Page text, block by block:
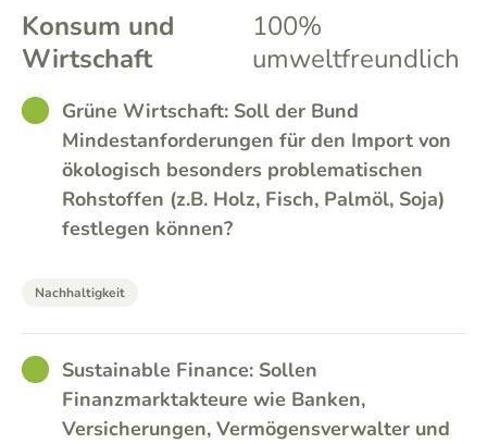
Konsum und
Wirtschaft
100%
umweltfreundlich
GOODGrüne Wirtschaft: Soll der Bund
Mindestanforderungen für den Import von
ökologisch besonders problematischen
Rohstoffen (z.B. Holz, Fisch, Palmöl, Soja)
festlegen können?
Nachhaltigkeit
GOODSustainable Finance: Sollen
Finanzmarktakteure wie Banken,
Versicherungen, Vermögensverwalter und